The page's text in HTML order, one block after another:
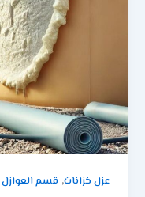
عزل خزانات,قسم العوازل